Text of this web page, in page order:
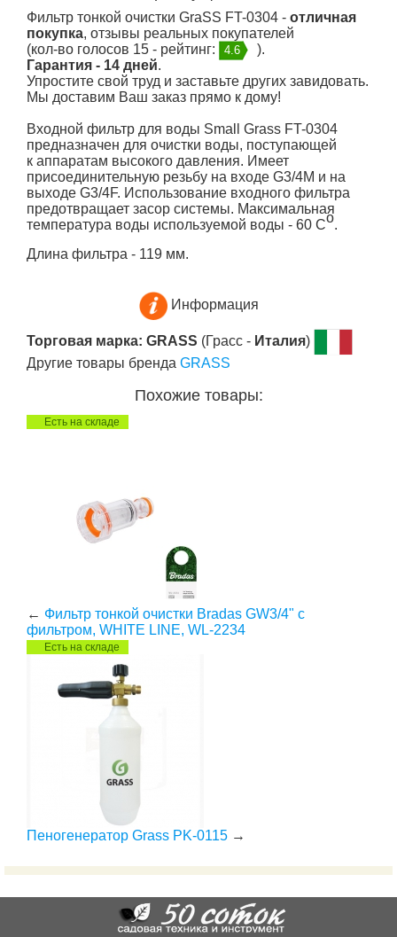
Фильтр тонкой очистки GraSS FT-0304 - отличная
покупка, отзывы реальных покупателей
(кол-во голосов 15 - рейтинг:
4.6
).
Гарантия - 14 дней.
Упростите свой труд и заставьте других завидовать.
Мы доставим Ваш заказ прямо к дому!
Входной фильтр для воды Small Grass FT-0304
предназначен для очистки воды, поступающей
к аппаратам высокого давления. Имеет
присоединительную резьбу на входе G3/4M и на
выходе G3/4F. Использование входного фильтра
предотвращает засор системы. Максимальная
температура воды используемой воды - 60 Со.
Длина фильтра - 119 мм.
Информация
Торговая марка: GRASS (Грасс - Италия)
Другие товары бренда GRASS
Похожие товары:
Есть на складе
← Фильтр тонкой очистки Bradas GW3/4" с
фильтром, WHITE LINE, WL-2234
Есть на складе
Пеногенератор Grass PK-0115 →